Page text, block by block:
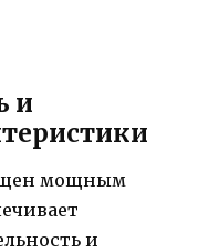
и
мощным
и